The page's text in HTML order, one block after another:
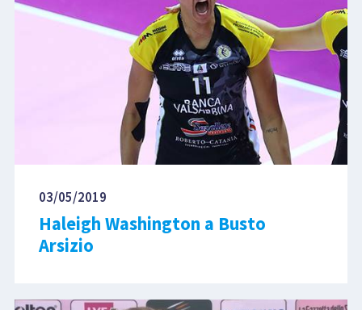
03/05/2019
Haleigh Washington a Busto
Arsizio